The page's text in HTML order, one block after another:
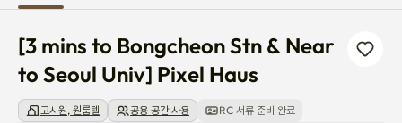
[3 mins to Bongcheon Stn & Near
to Seoul Univ] Pixel Haus
고시원, 원룸텔 공용 공간 사용 RC 서류 준비 완료